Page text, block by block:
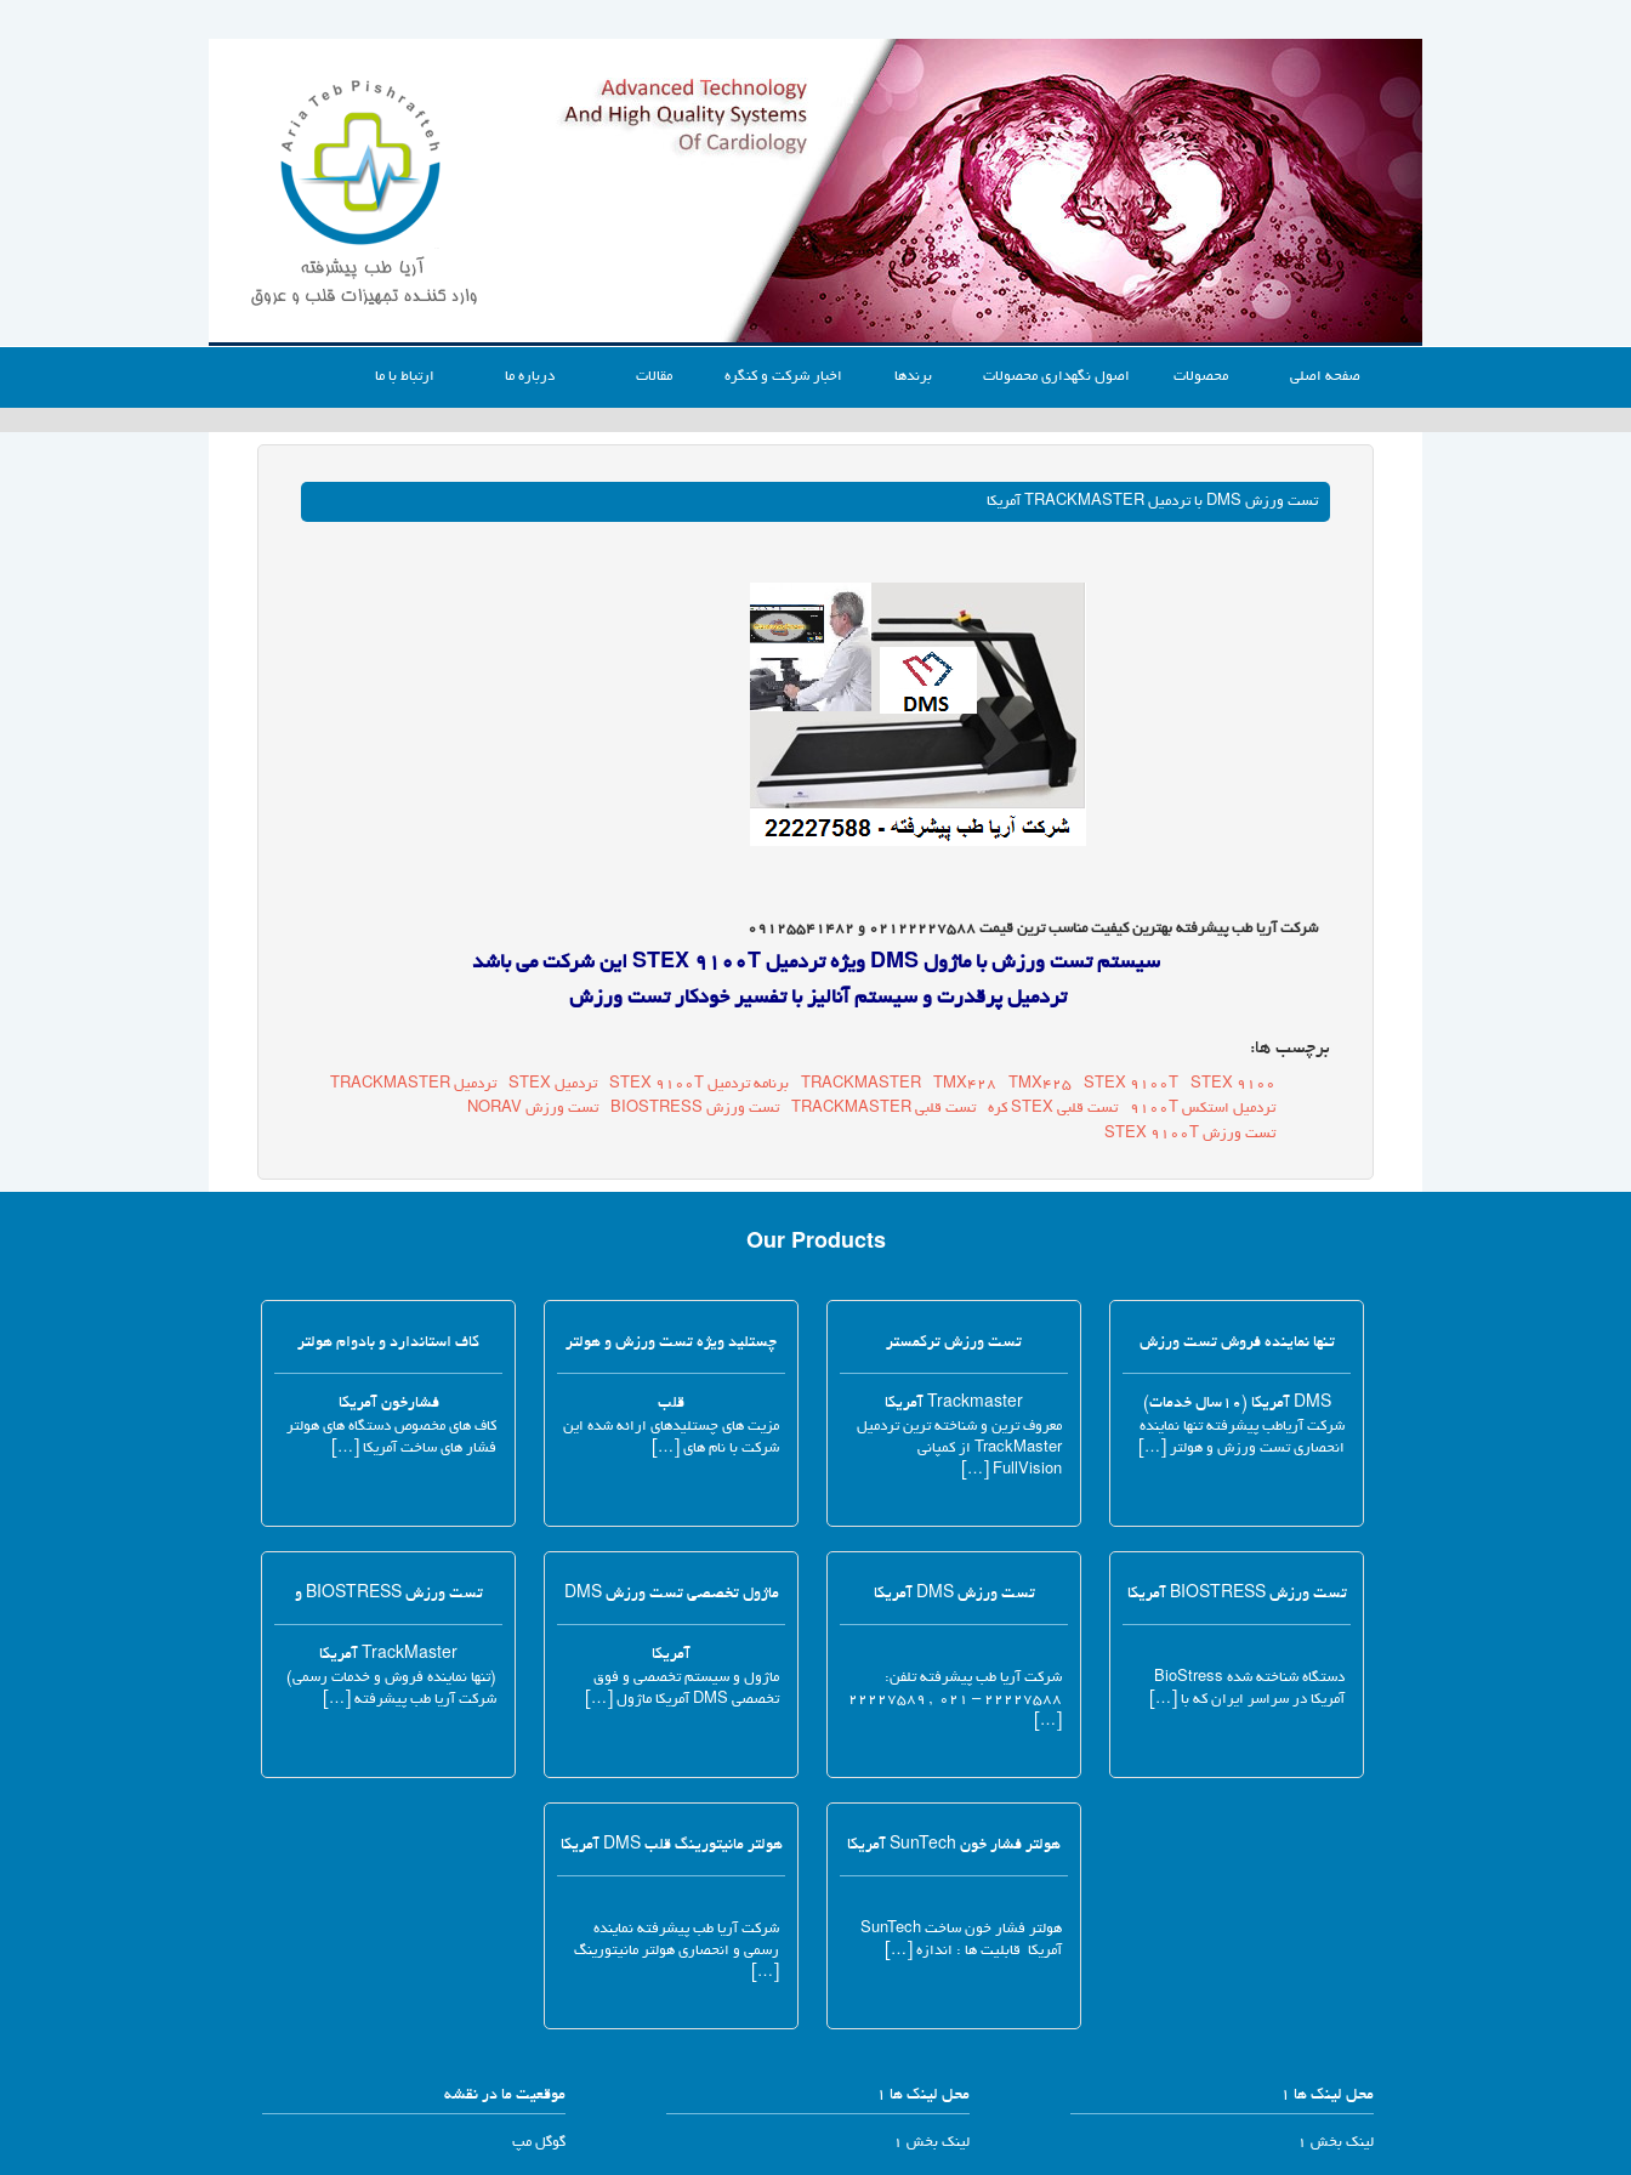
صفحه اصلی محصولات اصول نگهداری محصولات برندها اخبار شرکت و کنگره مقالات درباره ما ارتباط با ما
تست ورزش DMS با تردمیل TRACKMASTER آمریکا
شرکت آریا طب پیشرفته بهترین کیفیت مناسب ترین قیمت ۰۲۱۲۲۲۲۷۵۸۸ و ۰۹۱۲۵۵۴۱۴۸۲
سیستم تست ورزش با ماژول DMS ویژه تردمیل STEX 9100T این شرکت می باشد
تردمیل پرقدرت و سیستم آنالیز با تفسیر خودکار تست ورزش
برچسب ها:
STEX 9100
STEX 9100T
TMX425
TMX428
TRACKMASTER برنامه تردمیل STEX 9100T تردمیل STEX
تردمیل TRACKMASTER
تردمیل استکس 9100T
تست قلبی STEX کره تست قلبی TRACKMASTER تست ورزش BIOSTRESS
تست ورزش NORAV
تست ورزش STEX 9100T
Our Products
تنها نماینده فروش تست ورزش
DMS آمریکا (۱۰سال خدمات)
شرکت آریاطب پیشرفته تنها نماینده
انحصاری تست ورزش و هولتر […]
تست ورزش ترکمستر
Trackmaster آمریکا
معروف ترین و شناخته ترین تردمیل
TrackMaster از کمپانی
FullVision […]
چستلید ویژه تست ورزش و هولتر
قلب
مزیت های چستلیدهای ارائه شده این
شرکت با نام های […]
کاف استاندارد و بادوام هولتر
فشارخون آمریکا
کاف های مخصوص دستگاه های هولتر
فشار های ساخت آمریکا […]
تست ورزش BIOSTRESS آمریکا
دستگاه شناخته شده BioStress
آمریکا در سراسر ایران که با […]
تست ورزش DMS آمریکا
شرکت آریا طب پیشرفته تلفن:
۲۲۲۲۷۵۸۸ – ۰۲۱ , ۲۲۲۲۷۵۸۹
[…]
ماژول تخصصی تست ورزش DMS
آمریکا
ماژول و سیستم تخصصی و فوق
تخصصی DMS آمریکا ماژول […]
تست ورزش BIOSTRESS و
TrackMaster آمریکا
(تنها نماینده فروش و خدمات رسمی)
شرکت آریا طب پیشرفته […]
هولتر فشار خون SunTech آمریکا
هولتر فشار خون ساخت SunTech
آمریکا قابلیت ها : اندازه […]
هولتر مانیتورینگ قلب DMS آمریکا
شرکت آریا طب پیشرفته نماینده
رسمی و انحصاری هولتر مانیتورینگ
[…]
محل لینک ها 1
لینک بخش 1
محل لینک ها 1
لینک بخش 1
موقعیت ما در نقشه
گوگل مپ